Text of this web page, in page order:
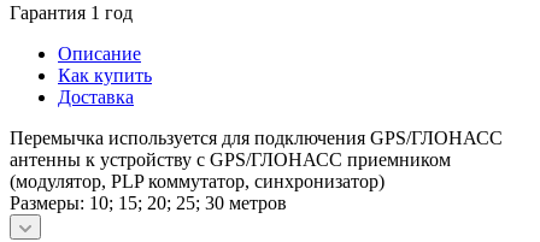
Гарантия 1 год
Описание
Как купить
Доставка
Перемычка используется для подключения GPS/ГЛОНАСС
антенны к устройству с GPS/ГЛОНАСС приемником
(модулятор, PLP коммутатор, синхронизатор)
Размеры: 10; 15; 20; 25; 30 метров